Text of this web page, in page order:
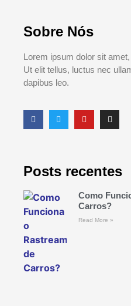
Sobre Nós
Lorem ipsum dolor sit
Ut elit tellus, luctus nec
dapibus leo.
Posts recentes
Como
Carros?
Read More »